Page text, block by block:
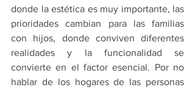
donde la estética es muy importante, las
prioridades cambian para las familias
con hijos, donde conviven diferentes
realidades y la funcionalidad se
convierte en el factor esencial. Por no
hablar de los hogares de las personas